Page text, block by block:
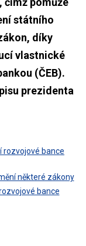
státního
díky
vlastnické
(ČEB).
prezidenta
rozvojové bance
některé zákony
bance